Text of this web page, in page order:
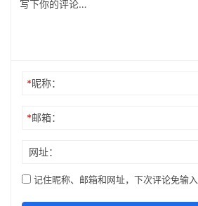
*昵称：
*邮箱：
网址：
记住昵称、邮箱和网址，下次评论免输入